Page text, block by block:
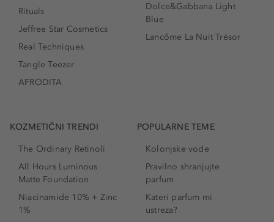
Rituals
Jeffree Star Cosmetics
Real Techniques
Tangle Teezer
AFRODITA
Dolce&Gabbana Light
Blue
Lancôme La Nuit Trésor
KOZMETIČNI TRENDI
The Ordinary Retinoli
All Hours Luminous
Matte Foundation
Niacinamide 10% + Zinc
1%
POPULARNE TEME
Kolonjske vode
Pravilno shranjujte
parfum
Kateri parfum mi
ustreza?